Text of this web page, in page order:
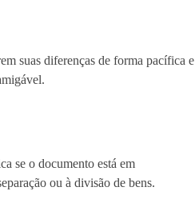
suas diferenças de forma pacífica e
se o documento está em
ou à divisão de bens.